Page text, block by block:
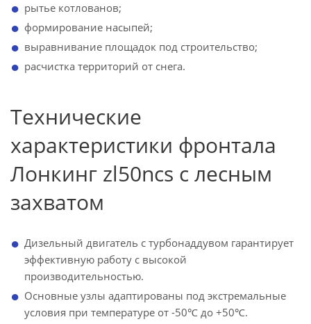
рытье котлованов;
формирование насыпей;
выравнивание площадок под строительство;
расчистка территорий от снега.
Технические
характеристики фронтала
Лонкинг zl50ncs с лесным
захватом
Дизельный двигатель с турбонаддувом гарантирует
эффективную работу с высокой
производительностью.
Основные узлы адаптированы под экстремальные
условия при температуре от -50℃ до +50℃.